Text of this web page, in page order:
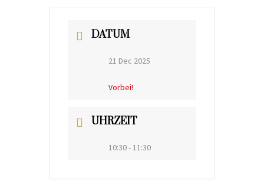
DATUM
21 Dec 2025
Vorbei!
UHRZEIT
10:30 - 11:30